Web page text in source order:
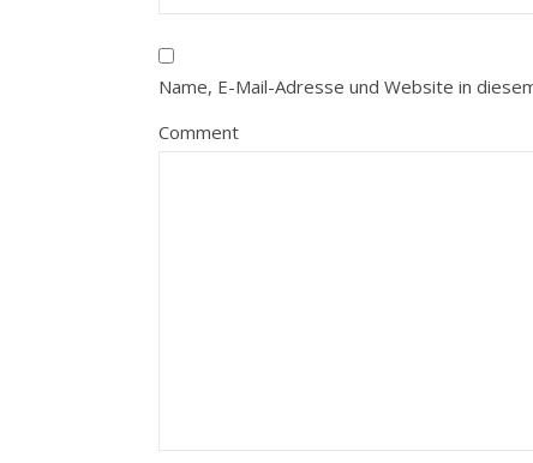
Name, E-Mail-Adresse und Website in
Comment